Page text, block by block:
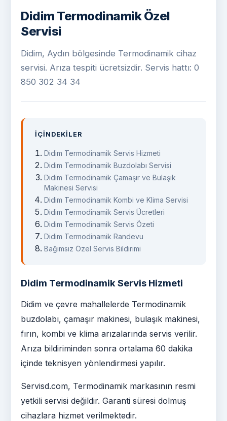
Didim Termodinamik Özel
Servisi
Didim, Aydın bölgesinde Termodinamik cihaz
servisi. Arıza tespiti ücretsizdir. Servis hattı: 0
850 302 34 34
İÇINDEKILER
Didim Termodinamik Servis Hizmeti
Didim Termodinamik Buzdolabı Servisi
Didim Termodinamik Çamaşır ve Bulaşık
Makinesi Servisi
Didim Termodinamik Kombi ve Klima Servisi
Didim Termodinamik Servis Ücretleri
Didim Termodinamik Servis Özeti
Didim Termodinamik Randevu
Bağımsız Özel Servis Bildirimi
Didim Termodinamik Servis Hizmeti
Didim ve çevre mahallelerde Termodinamik
buzdolabı, çamaşır makinesi, bulaşık makinesi,
fırın, kombi ve klima arızalarında servis verilir.
Arıza bildiriminden sonra ortalama 60 dakika
içinde teknisyen yönlendirmesi yapılır.
Servisd.com, Termodinamik markasının resmi
yetkili servisi değildir. Garanti süresi dolmuş
cihazlara hizmet verilmektedir.